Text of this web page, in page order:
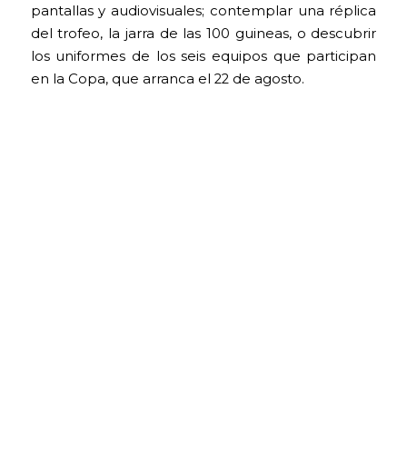
pantallas y audiovisuales; contemplar una réplica
del trofeo, la jarra de las 100 guineas, o descubrir
los uniformes de los seis equipos que participan
en la Copa, que arranca el 22 de agosto.